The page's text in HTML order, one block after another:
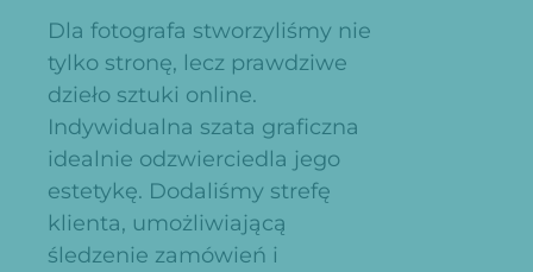
Dla fotografa stworzyliśmy nie
tylko stronę, lecz prawdziwe
dzieło sztuki online.
Indywidualna szata graficzna
idealnie odzwierciedla jego
estetykę. Dodaliśmy strefę
klienta, umożliwiającą
śledzenie zamówień i